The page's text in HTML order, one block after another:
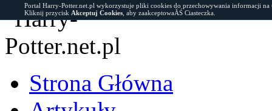
Strona Główna
Portal Harry-Potter.net.pl wykorzystuje pliki cookies do przechowywania informacji
Kliknij przycisk Akceptuj Cookies , aby zaakceptowaĂŚ Ciasteczka.